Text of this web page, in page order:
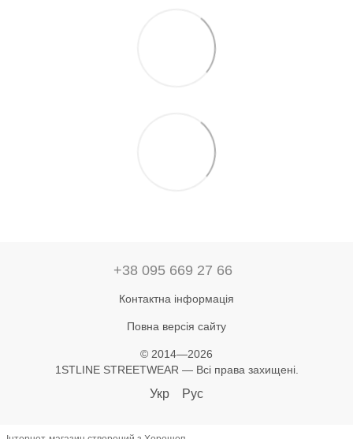
+38 095 669 27 66
Контактна інформація
Повна версія сайту
© 2014—2026
1STLINE STREETWEAR — Всі права захищені.
Укр Рус